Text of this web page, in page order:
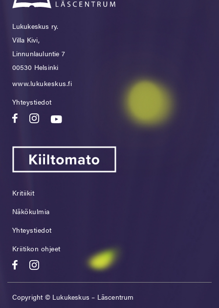
Lukukeskus ry.
Villa Kivi,
Linnunlauluntie 7
00530 Helsinki
www.lukukeskus.fi
Yhteystiedot
Kritiikit
Näkökulmia
Yhteystiedot
Kriitikon ohjeet
Copyright © Lukukeskus – Läscentrum